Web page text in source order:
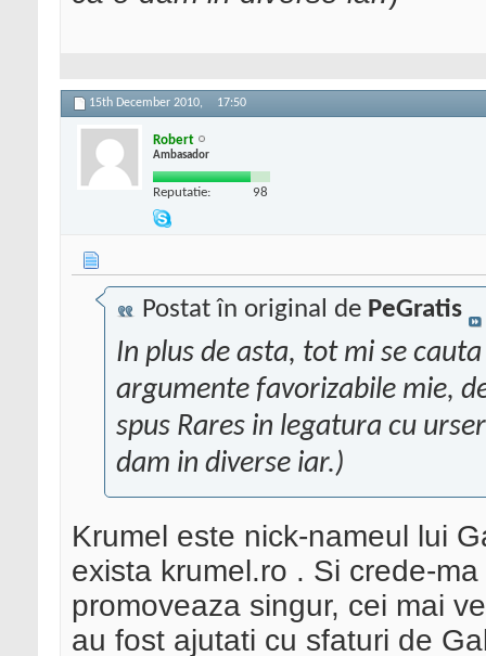
15th December 2010, 17:50
Robert
Ambasador
Reputatie: 98
Postat în original de PeGratis
In plus de asta, tot mi se
argumente favorizabile mie,
spus Rares in legatura cu
dam in diverse iar.)
Krumel este nick-nameul lui
exista krumel.ro . Si crede-
promoveaza singur, cei mai
au fost ajutati cu sfaturi de